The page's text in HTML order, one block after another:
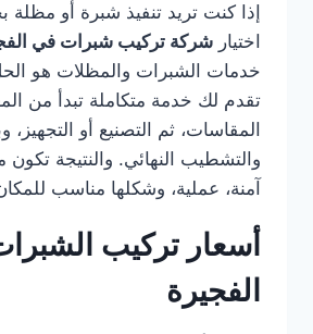
إذا كنت تريد تنفيذ شبرة أو مظلة
اختيار شركة تركيب شبرات في
خدمات الشبرات والمظلات هو
تقدم لك خدمة متكاملة تبدأ من
المقاسات، ثم التصنيع أو التجهيز،
والتشطيب النهائي. والنتيجة
آمنة، عملية، وشكلها مناسب
أسعار تركيب
الفجيرة